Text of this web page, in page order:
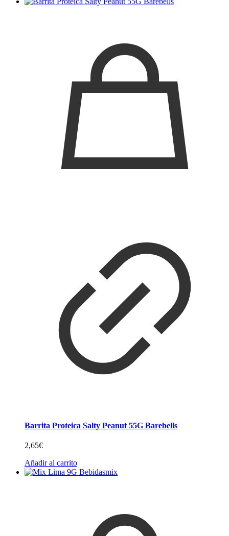
Barrita Proteica Salty Peanut 55G Barebells
2,65€
Añadir al carrito